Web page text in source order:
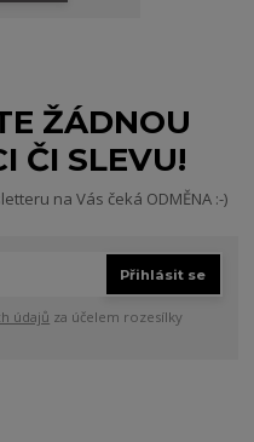
ŽÁDNOU
ČI SLEVU!
na Vás čeká ODMĚNA :-)
Přihlásit se
údajů za účelem rozesílky